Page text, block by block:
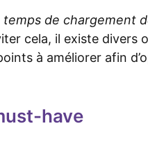
temps de chargement
cela, il existe divers
à améliorer afin
have